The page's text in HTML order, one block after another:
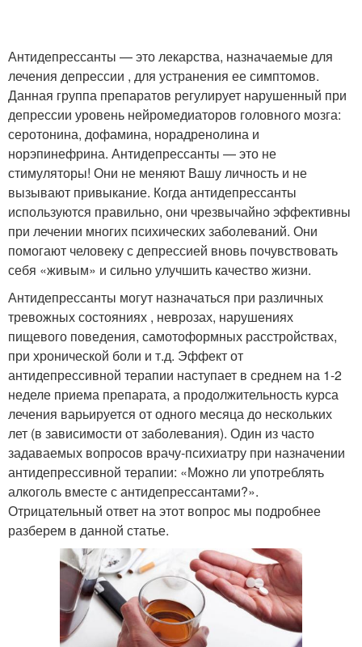
Антидепрессанты — это лекарства, назначаемые для
лечения депрессии , для устранения ее симптомов.
Данная группа препаратов регулирует нарушенный при
депрессии уровень нейромедиаторов головного мозга:
серотонина, дофамина, норадренолина и
норэпинефрина. Антидепрессанты — это не
стимуляторы! Они не меняют Вашу личность и не
вызывают привыкание. Когда антидепрессанты
используются правильно, они чрезвычайно эффективны
при лечении многих психических заболеваний. Они
помогают человеку с депрессией вновь почувствовать
себя «живым» и сильно улучшить качество жизни.
Антидепрессанты могут назначаться при различных
тревожных состояниях , неврозах, нарушениях
пищевого поведения, самотоформных расстройствах,
при хронической боли и т.д. Эффект от
антидепрессивной терапии наступает в среднем на 1-2
неделе приема препарата, а продолжительность курса
лечения варьируется от одного месяца до нескольких
лет (в зависимости от заболевания). Один из часто
задаваемых вопросов врачу-психиатру при назначении
антидепрессивной терапии: «Можно ли употреблять
алкоголь вместе с антидепрессантами?».
Отрицательный ответ на этот вопрос мы подробнее
разберем в данной статье.